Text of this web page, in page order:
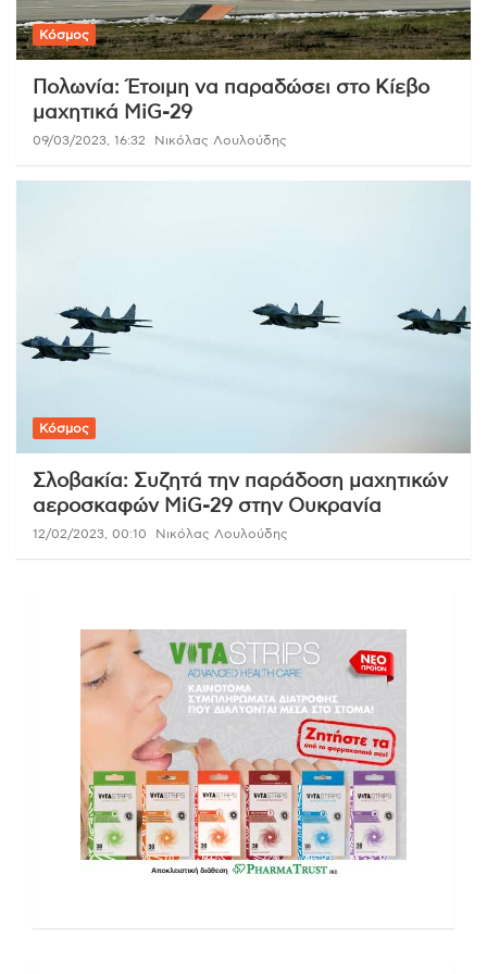
Κόσμος
Πολωνία: Έτοιμη να παραδώσει στο Κίεβο
μαχητικά MiG-29
09/03/2023, 16:32 Νικόλας Λουλούδης
Κόσμος
Σλοβακία: Συζητά την παράδοση μαχητικών
αεροσκαφών MiG-29 στην Ουκρανία
12/02/2023, 00:10 Νικόλας Λουλούδης